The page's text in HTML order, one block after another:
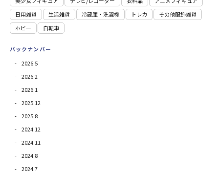
日用雑貨
⽣活雑貨 冷蔵庫・洗濯機 トレカ
その他服飾雑貨
ホビー
自転車
バックナンバー
2026.5
2026.2
2026.1
2025.12
2025.8
2024.12
2024.11
2024.8
2024.7